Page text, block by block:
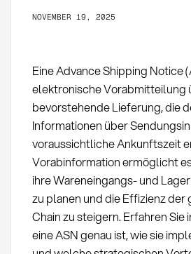
NOVEMBER 19, 2025
Eine Advance Shipping Notice
elektronische Vorabmitteilung
bevorstehende Lieferung, die
Informationen über
voraussichtliche Ankunftszeit
Vorabinformation ermöglicht
ihre Wareneingangs- und
zu planen und die Effizienz
Chain zu steigern. Erfahren Sie
eine ASN genau ist, wie sie